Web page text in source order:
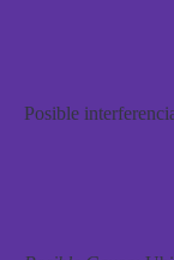
Posible